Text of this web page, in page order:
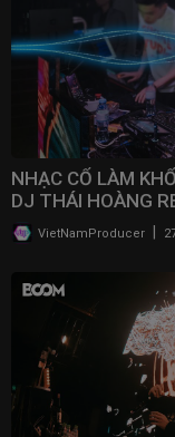
NHẠC CỔ LÀM
DJ THÁI HOÀNG
VietNamProducer